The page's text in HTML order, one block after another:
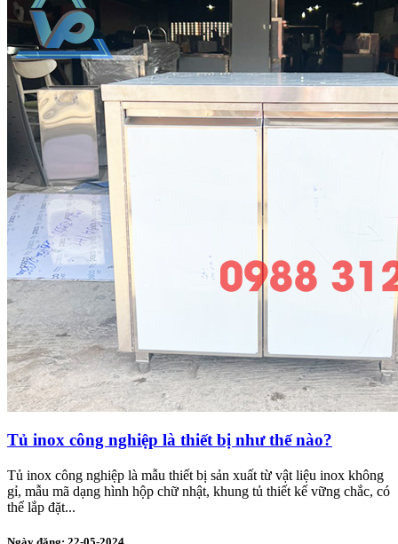
Tủ inox công nghiệp là thiết bị như thế nào?
Tủ inox công nghiệp là mẫu thiết bị sản xuất từ vật liệu inox không
gỉ, mẫu mã dạng hình hộp chữ nhật, khung tủ thiết kế vững chắc, có
thể lắp đặt...